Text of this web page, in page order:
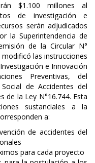
$1.100 millones al
de investigación e
serán adjudicados
la Superintendencia de
de la Circular N°
las instrucciones
e Innovación
Preventivas, del
de Accidentes del
de la Ley N°16.744. Esta
sustanciales a la
a:
de accidentes del
para cada proyecto